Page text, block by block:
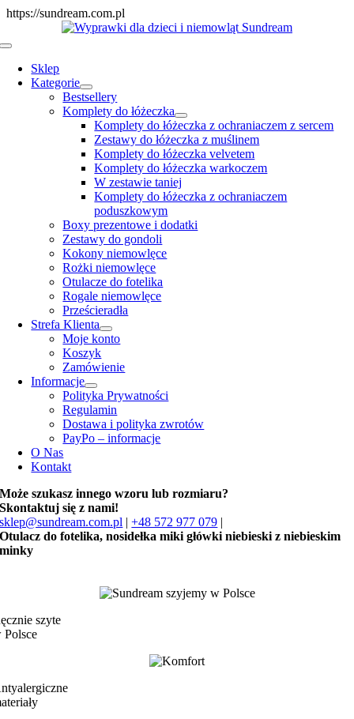
https://sundream.com.pl
to
Toggle
Navigation
Sklep
Kategorie
Bestsellery
Komplety do łóżeczka
Komplety do łóżeczka z ochraniaczem z sercem
Zestawy do łóżeczka z muślinem
Komplety do łóżeczka velvetem
Komplety do łóżeczka warkoczem
W zestawie taniej
Komplety do łóżeczka z ochraniaczem
poduszkowym
Boxy prezentowe i dodatki
Zestawy do gondoli
Kokony niemowlęce
Rożki niemowlęce
Otulacze do fotelika
Rogale niemowlęce
Prześcieradła
Strefa Klienta
Moje konto
Koszyk
Zamówienie
Informacje
Polityka Prywatności
Regulamin
Dostawa i polityka zwrotów
PayPo – informacje
O Nas
Kontakt
Może szukasz innego wzoru lub rozmiaru?
Skontaktuj się z nami!
sklep@sundream.com.pl |+48 572 977 079 |
Otulacz do fotelika, nosidełka miki główki niebieski z niebieskim
minky
szyte
Polsce